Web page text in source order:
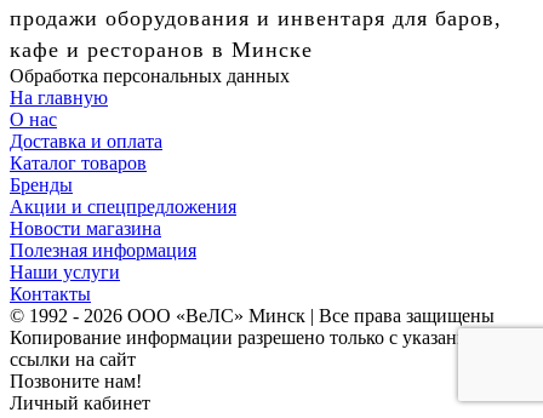
продажи оборудования и инвентаря для баров,
кафе и ресторанов в Минске
Обработка персональных данных
На главную
О нас
Доставка и оплата
Каталог товаров
Бренды
Акции и спецпредложения
Новости магазина
Полезная информация
Наши услуги
Контакты
© 1992 - 2026 ООО «ВеЛС» Минск | Все права защищены
Копирование информации разрешено только с указанием
ссылки на сайт
Позвоните нам!
Личный кабинет